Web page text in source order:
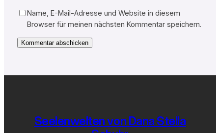
Name, E-Mail-Adresse und Website in diesem
Browser für meinen nächsten Kommentar speichern.
Seelenwelten von Dana Stella